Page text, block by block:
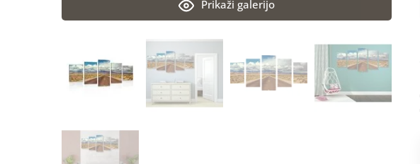
Prikaži galerijo